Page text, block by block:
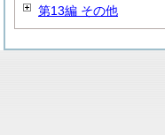
第13編 その他